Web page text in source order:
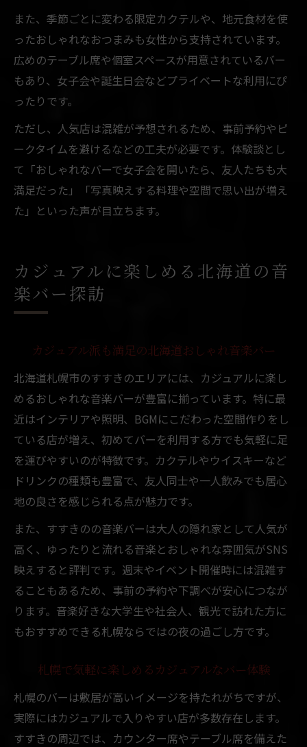
また、季節ごとに変わる限定カクテルや、地元食材を使
ったおしゃれなおつまみも女性から支持されています。
広めのテーブル席や個室スペースが用意されているバー
もあり、女子会や誕生日会などプライベートな利用にぴ
ったりです。
ただし、人気店は混雑が予想されるため、事前予約やピ
ークタイムを避けるなどの工夫が必要です。体験談とし
て「おしゃれなバーで女子会を開いたら、友人たちも大
満足だった」「写真映えする料理や空間で思い出が増え
た」といった声が目立ちます。
カジュアルに楽しめる北海道の音
楽バー探訪
カジュアル派も満足の北海道おしゃれ音楽バー
北海道札幌市のすすきのエリアには、カジュアルに楽し
めるおしゃれな音楽バーが豊富に揃っています。特に最
近はインテリアや照明、BGMにこだわった空間作りをし
ている店が増え、初めてバーを利用する方でも気軽に足
を運びやすいのが特徴です。カクテルやウイスキーなど
ドリンクの種類も豊富で、友人同士や一人飲みでも居心
地の良さを感じられる点が魅力です。
また、すすきのの音楽バーは大人の隠れ家として人気が
高く、ゆったりと流れる音楽とおしゃれな雰囲気がSNS
映えすると評判です。週末やイベント開催時には混雑す
ることもあるため、事前の予約や下調べが安心につなが
ります。音楽好きな大学生や社会人、観光で訪れた方に
もおすすめできる札幌ならではの夜の過ごし方です。
札幌で気軽に楽しめるカジュアルなバー体験
札幌のバーは敷居が高いイメージを持たれがちですが、
実際にはカジュアルで入りやすい店が多数存在します。
すすきの周辺では、カウンター席やテーブル席を備えた